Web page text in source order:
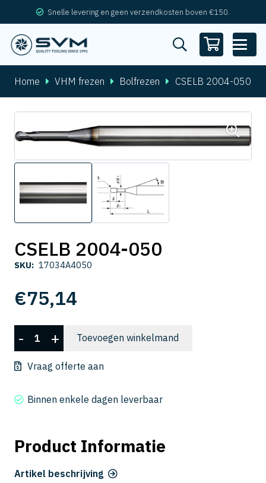
Snelle levering en geen verzendkosten boven €150.
Home VHM frezen Bolfrezen CSELB 2004-050
CSELB 2004-050
SKU: 17034A4050
€75,14
CSELB
2004-
050
- + Toevoegen winkelmand
Vraag offerte aan
Binnen enkele dagen leverbaar
Product Informatie
Artikel beschrijving